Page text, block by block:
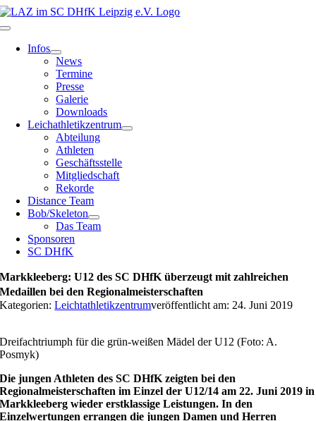
Zum
Inhalt
Toggle
Navigation
Infos
News
Termine
Presse
Galerie
Downloads
Leichathletikzentrum
Abteilung
Athleten
Geschäftsstelle
Mitgliedschaft
Rekorde
Distance Team
Bob/Skeleton
Das Team
Sponsoren
SC DHfK
Markkleeberg: U12 des SC DHfK überzeugt mit zahlreichen
Medaillen bei den Regionalmeisterschaften
Kategorien:Leichtathletikzentrumveröffentlicht am: 24. Juni 2019
Dreifachtriumph für die grün-weißen Mädel der U12 (Foto: A.
Posmyk)
Die jungen Athleten des SC DHfK zeigten bei den
Regionalmeisterschaften im Einzel der U12/14 am 22. Juni 2019 in
Markkleeberg wieder erstklassige Leistungen. In den
Einzelwertungen errangen die jungen Damen und Herren